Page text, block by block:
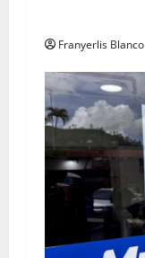
Franyerlis Blanco